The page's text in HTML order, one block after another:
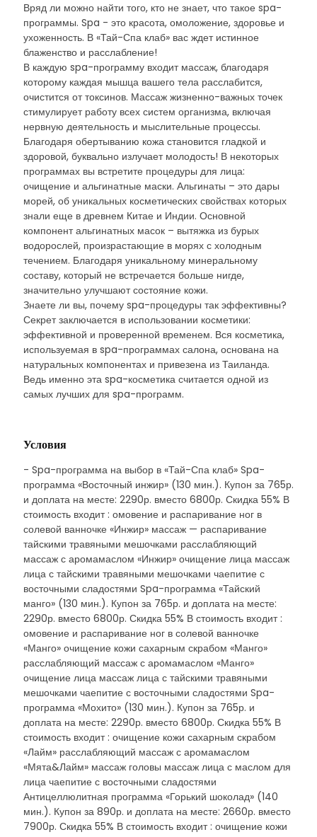
Вряд ли можно найти того, кто не знает, что такое spa-
программы. Spa - это красота, омоложение, здоровье и
ухоженность. В «Тай-Спа клаб» вас ждет истинное
блаженство и расслабление!
В каждую spa-программу входит массаж, благодаря
которому каждая мышца вашего тела расслабится,
очистится от токсинов. Массаж жизненно-важных точек
стимулирует работу всех систем организма, включая
нервную деятельность и мыслительные процессы.
Благодаря обертыванию кожа становится гладкой и
здоровой, буквально излучает молодость! В некоторых
программах вы встретите процедуры для лица:
очищение и альгинатные маски. Альгинаты – это дары
морей, об уникальных косметических свойствах которых
знали еще в древнем Китае и Индии. Основной
компонент альгинатных масок – вытяжка из бурых
водорослей, произрастающие в морях с холодным
течением. Благодаря уникальному минеральному
составу, который не встречается больше нигде,
значительно улучшают состояние кожи.
Знаете ли вы, почему spa-процедуры так эффективны?
Секрет заключается в использовании косметики:
эффективной и проверенной временем. Вся косметика,
используемая в spa-программах салона, основана на
натуральных компонентах и привезена из Таиланда.
Ведь именно эта spa-косметика считается одной из
самых лучших для spa-программ.
Условия
- Spa-программа на выбор в «Тай-Спа клаб» Spa-
программа «Восточный инжир» (130 мин.). Купон за 765р.
и доплата на месте: 2290р. вместо 6800р. Скидка 55% В
стоимость входит : омовение и распаривание ног в
солевой ванночке «Инжир» массаж — распаривание
тайскими травяными мешочками расслабляющий
массаж с аромамаслом «Инжир» очищение лица массаж
лица с тайскими травяными мешочками чаепитие с
восточными сладостями Spa-программа «Тайский
манго» (130 мин.). Купон за 765р. и доплата на месте:
2290р. вместо 6800р. Скидка 55% В стоимость входит :
омовение и распаривание ног в солевой ванночке
«Манго» очищение кожи сахарным скрабом «Манго»
расслабляющий массаж с аромамаслом «Манго»
очищение лица массаж лица с тайскими травяными
мешочками чаепитие с восточными сладостями Spa-
программа «Мохито» (130 мин.). Купон за 765р. и
доплата на месте: 2290р. вместо 6800р. Скидка 55% В
стоимость входит : очищение кожи сахарным скрабом
«Лайм» расслабляющий массаж с аромамаслом
«Мята&Лайм» массаж головы массаж лица с маслом для
лица чаепитие с восточными сладостями
Антицеллюлитная программа «Горький шоколад» (140
мин.). Купон за 890р. и доплата на месте: 2660р. вместо
7900р. Скидка 55% В стоимость входит : очищение кожи